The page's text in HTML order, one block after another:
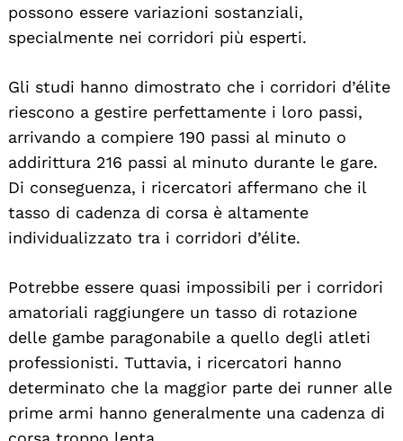
possono essere variazioni sostanziali,
specialmente nei corridori più esperti.
Gli studi hanno dimostrato che i corridori d’élite
riescono a gestire perfettamente i loro passi,
arrivando a compiere 190 passi al minuto o
addirittura 216 passi al minuto durante le gare.
Di conseguenza, i ricercatori affermano che il
tasso di cadenza di corsa è altamente
individualizzato tra i corridori d’élite.
Potrebbe essere quasi impossibili per i corridori
amatoriali raggiungere un tasso di rotazione
delle gambe paragonabile a quello degli atleti
professionisti. Tuttavia, i ricercatori hanno
determinato che la maggior parte dei runner alle
prime armi hanno generalmente una cadenza di